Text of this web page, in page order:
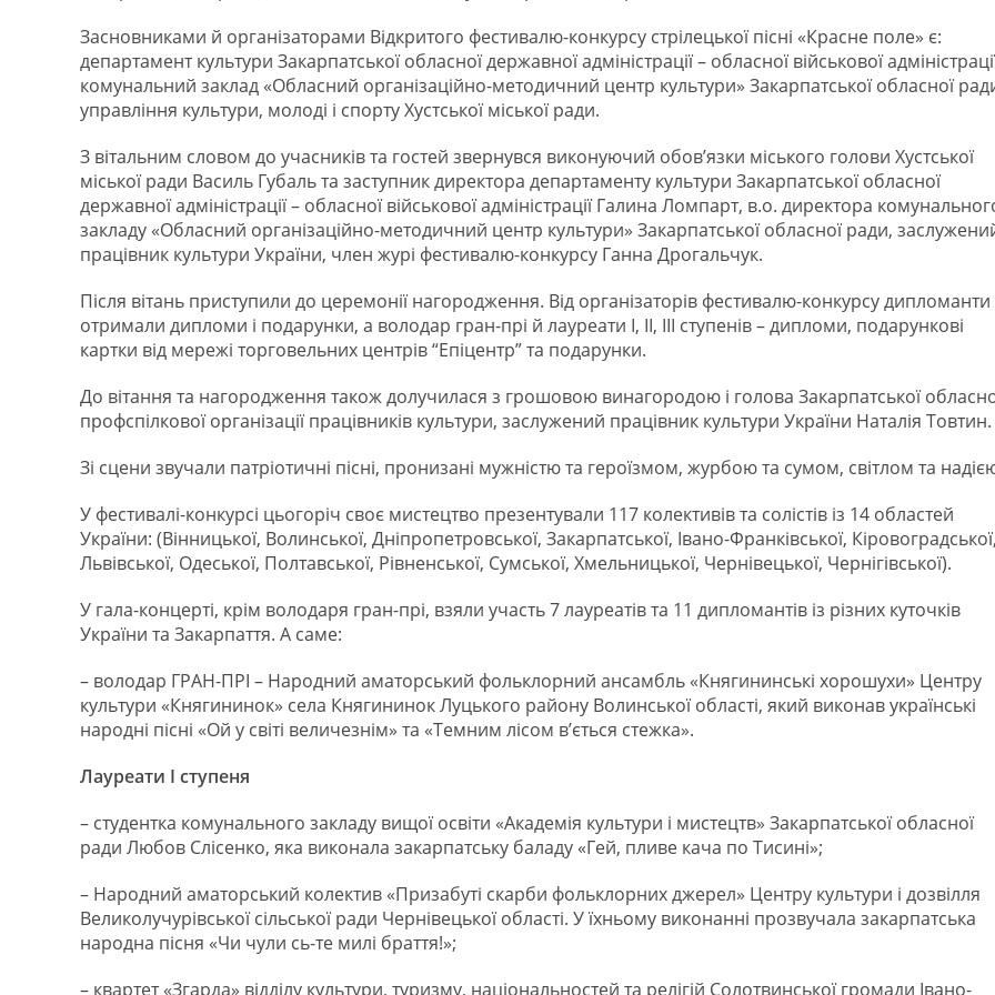
Засновниками й організаторами Відкритого фестивалю-конкурсу стрілецької пісні «Красне поле» є:
департамент культури Закарпатської обласної державної адміністрації – обласної військової
комунальний заклад «Обласний організаційно-методичний центр культури» Закарпатської обласної
управління культури, молоді і спорту Хустської міської ради.
З вітальним словом до учасників та гостей звернувся виконуючий обов’язки міського голови Хустської
міської ради Василь Губаль та заступник директора департаменту культури Закарпатської обласної
державної адміністрації – обласної військової адміністрації Галина Ломпарт, в.о. директора
закладу «Обласний організаційно-методичний центр культури» Закарпатської обласної ради,
працівник культури України, член журі фестивалю-конкурсу Ганна Дрогальчук.
Після вітань приступили до церемонії нагородження. Від організаторів фестивалю-конкурсу дипломанти
отримали дипломи і подарунки, а володар гран-прі й лауреати І, ІІ, ІІІ ступенів – дипломи, подарункові
картки від мережі торговельних центрів “Епіцентр” та подарунки.
До вітання та нагородження також долучилася з грошовою винагородою і голова Закарпатської
профспілкової організації працівників культури, заслужений працівник культури України Наталія Товтин.
Зі сцени звучали патріотичні пісні, пронизані мужністю та героїзмом, журбою та сумом, світлом та
У фестивалі-конкурсі цьогоріч своє мистецтво презентували 117 колективів та солістів із 14 областей
України: (Вінницької, Волинської, Дніпропетровської, Закарпатської, Івано-Франківської, Кіровоградської,
Львівської, Одеської, Полтавської, Рівненської, Сумської, Хмельницької, Чернівецької, Чернігівської).
У гала-концерті, крім володаря гран-прі, взяли участь 7 лауреатів та 11 дипломантів із різних куточків
України та Закарпаття. А саме:
– володар ГРАН-ПРІ – Народний аматорський фольклорний ансамбль «Княгининські хорошухи» Центру
культури «Княгининок» села Княгининок Луцького району Волинської області, який виконав українські
народні пісні «Ой у світі величезнім» та «Темним лісом в’ється стежка».
Лауреати І ступеня
– студентка комунального закладу вищої освіти «Академія культури і мистецтв» Закарпатської обласної
ради Любов Слісенко, яка виконала закарпатську баладу «Гей, пливе кача по Тисині»;
– Народний аматорський колектив «Призабуті скарби фольклорних джерел» Центру культури і дозвілля
Великолучурівської сільської ради Чернівецької області. У їхньому виконанні прозвучала закарпатська
народна пісня «Чи чули сь-те милі браття!»;
– квартет «Згарда» відділу культури, туризму, національностей та релігій Солотвинської громади Івано-